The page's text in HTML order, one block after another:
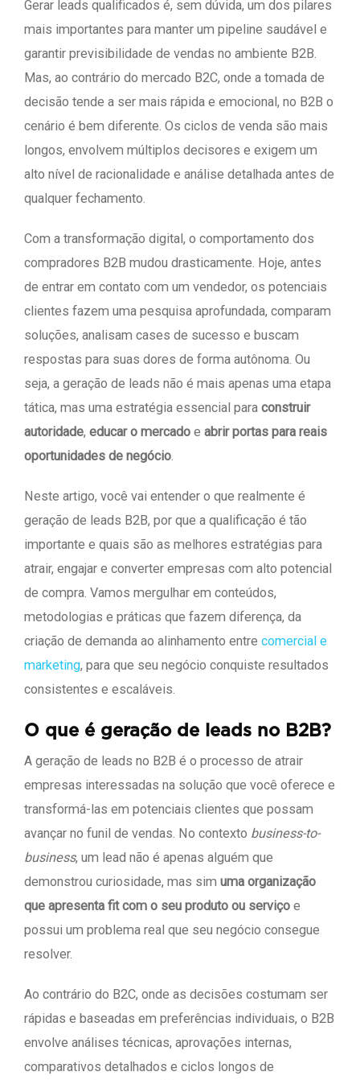
Gerar leads qualificados é, sem dúvida, um dos pilares
mais importantes para manter um pipeline saudável e
garantir previsibilidade de vendas no ambiente B2B.
Mas, ao contrário do mercado B2C, onde a tomada de
decisão tende a ser mais rápida e emocional, no B2B o
cenário é bem diferente. Os ciclos de venda são mais
longos, envolvem múltiplos decisores e exigem um
alto nível de racionalidade e análise detalhada antes de
qualquer fechamento.
Com a transformação digital, o comportamento dos
compradores B2B mudou drasticamente. Hoje, antes
de entrar em contato com um vendedor, os potenciais
clientes fazem uma pesquisa aprofundada, comparam
soluções, analisam cases de sucesso e buscam
respostas para suas dores de forma autônoma. Ou
seja, a geração de leads não é mais apenas uma etapa
tática, mas uma estratégia essencial para construir
autoridade, educar o mercado e abrir portas para reais
oportunidades de negócio.
Neste artigo, você vai entender o que realmente é
geração de leads B2B, por que a qualificação é tão
importante e quais são as melhores estratégias para
atrair, engajar e converter empresas com alto potencial
de compra. Vamos mergulhar em conteúdos,
metodologias e práticas que fazem diferença, da
criação de demanda ao alinhamento entre comercial e
marketing, para que seu negócio conquiste resultados
consistentes e escaláveis.
O que é geração de leads no B2B?
A geração de leads no B2B é o processo de atrair
empresas interessadas na solução que você oferece e
transformá-las em potenciais clientes que possam
avançar no funil de vendas. No contexto business-to-
business, um lead não é apenas alguém que
demonstrou curiosidade, mas sim uma organização
que apresenta fit com o seu produto ou serviço e
possui um problema real que seu negócio consegue
resolver.
Ao contrário do B2C, onde as decisões costumam ser
rápidas e baseadas em preferências individuais, o B2B
envolve análises técnicas, aprovações internas,
comparativos detalhados e ciclos longos de